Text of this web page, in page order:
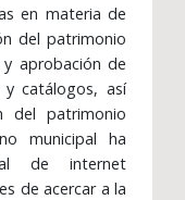
en materia de
del patrimonio
aprobación de
y catálogos, así
del patrimonio
municipal ha
de internet
de acercar a la